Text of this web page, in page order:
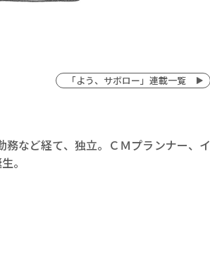
「よう、サボロー」連載一覧
など経て、独立。ＣＭプランナー、イ
。